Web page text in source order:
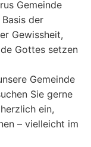
Gemeinde
der
Gewissheit,
Gottes setzen
Gemeinde
Sie gerne
ein,
– vielleicht im